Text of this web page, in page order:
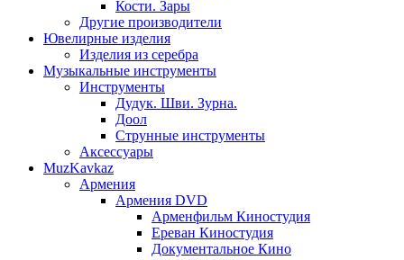
Кости. Зары
Другие производители
Ювелирные изделия
Изделия из серебра
Музыкальные инструменты
Инструменты
Дудук. Шви. Зурна.
Доол
Струнные инструменты
Аксессуары
MuzKavkaz
Армения
Армения DVD
Арменфильм Киностудия
Ереван Киностудия
Документальное Кино